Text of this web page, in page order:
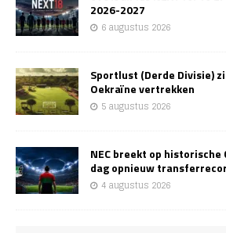
2026-2027
6 augustus 2026
Sportlust (Derde Divisie)
Oekraïne vertrekken
5 augustus 2026
NEC breekt op historische
dag opnieuw
4 augustus 2026